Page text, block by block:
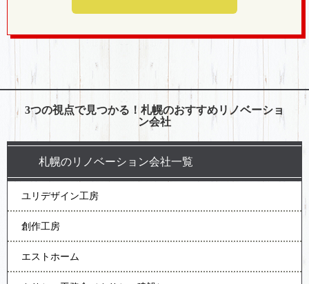
3つの視点で見つかる！札幌のおすすめリノベーショ
ン会社
札幌のリノベーション会社一覧
ユリデザイン工房
創作工房
エストホーム